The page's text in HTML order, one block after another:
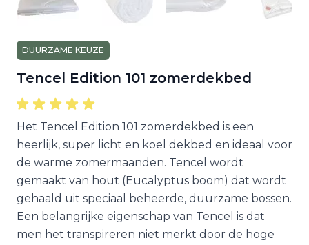
DUURZAME KEUZE
Tencel Edition 101 zomerdekbed
Het Tencel Edition 101 zomerdekbed is een
heerlijk, super licht en koel dekbed en ideaal voor
de warme zomermaanden. Tencel wordt
gemaakt van hout (Eucalyptus boom) dat wordt
gehaald uit speciaal beheerde, duurzame bossen.
Een belangrijke eigenschap van Tencel is dat
men het transpireren niet merkt door de hoge